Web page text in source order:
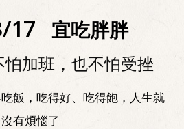
17 宜吃胖胖
加班，也不怕受挫
飯，吃得好、吃得飽，人生就
沒有煩惱了